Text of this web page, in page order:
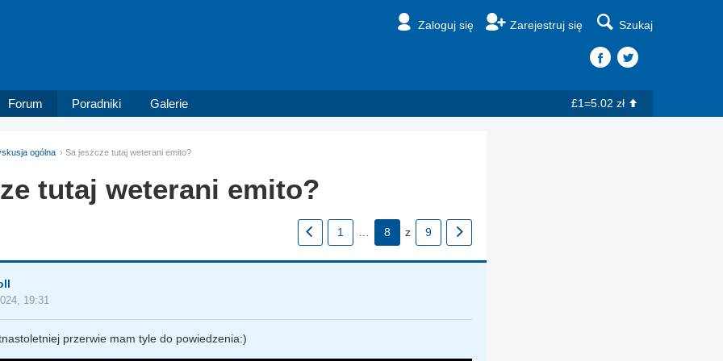
Zaloguj się Zarejestruj się Szukaj
Forum Poradniki Galerie £1=5.02 zł
ogólna Sa jeszcze tutaj weterani emito?
tutaj weterani emito?
1 … 8 z 9
19:31
przerwie mam tyle do powiedzenia:)